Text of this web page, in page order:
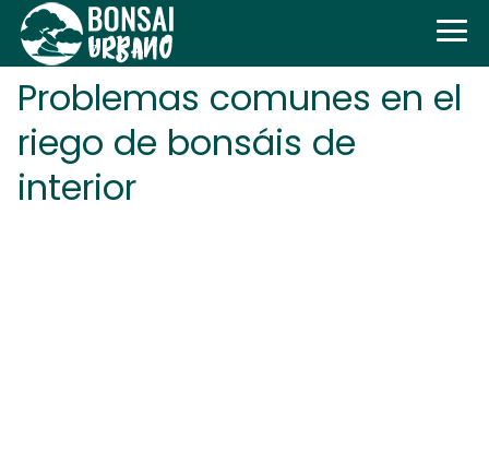
Problemas comunes en el
riego de bonsáis de
interior